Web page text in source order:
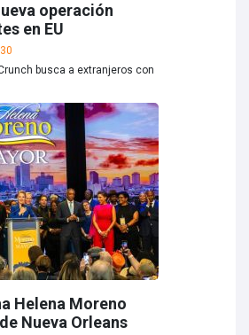
operación
en EU
busca a extranjeros con
Helena Moreno
Nueva Orleans